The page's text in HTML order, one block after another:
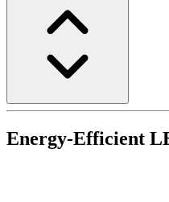
Energy-Efficient